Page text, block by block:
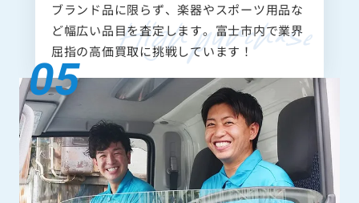
ブランド品に限らず、楽器やスポーツ用品な
ど幅広い品目を査定します。富士市内で業界
屈指の高価買取に挑戦しています！